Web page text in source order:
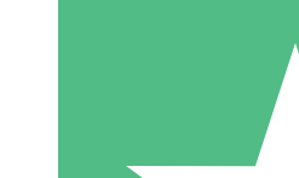
Pacotes de
Pague conforme o uso com